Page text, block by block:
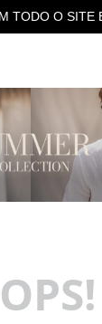
CASHBACK